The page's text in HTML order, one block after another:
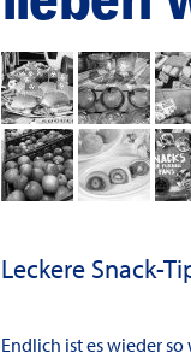
Leckere Snack-
Endlich ist es wieder